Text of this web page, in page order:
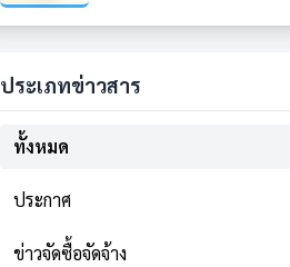
ประเภทข่าวสาร
ทั้งหมด
ประกาศ
ข่าวจัดซื้อจัดจ้าง